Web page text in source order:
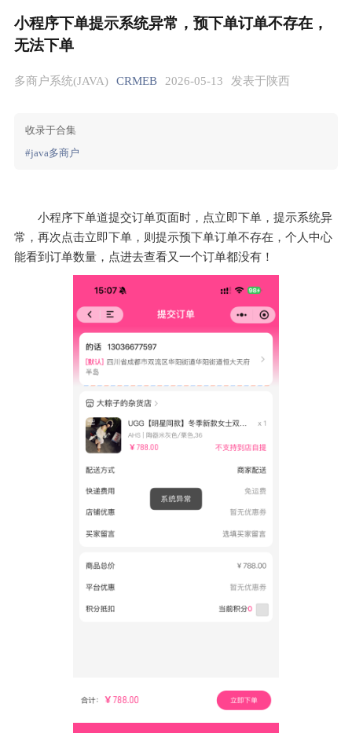
小程序下单提示系统异常，预下单订单不存在，
无法下单
多商户系统(JAVA) CRMEB 2026-05-13 发表于陕西
收录于合集
#java多商户
小程序下单道提交订单页面时，点立即下单，提示系统异
常，再次点击立即下单，则提示预下单订单不存在，个人中心
能看到订单数量，点进去查看又一个订单都没有！